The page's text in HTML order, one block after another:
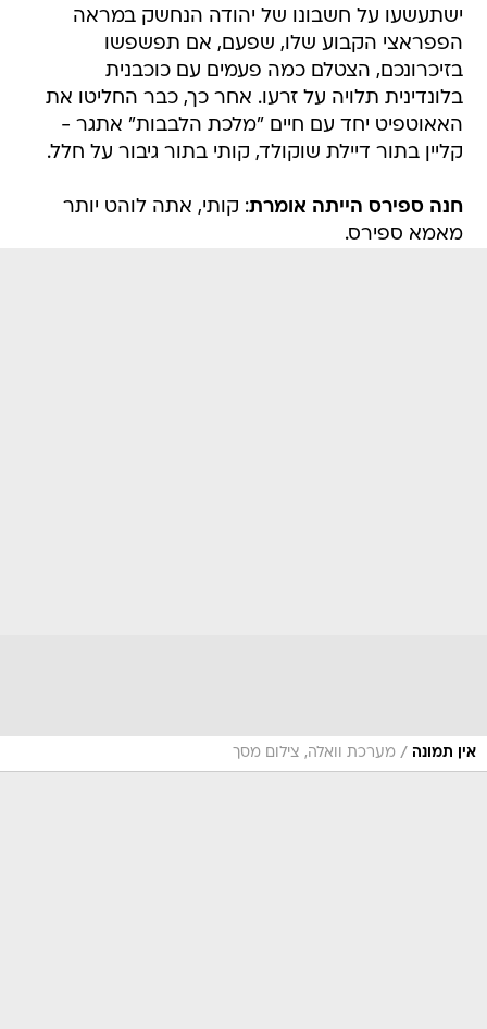
ישתעשעו על חשבונו של יהודה הנחשק במראה
הפפראצי הקבוע שלו, שפעם, אם תפשפשו
בזיכרונכם, הצטלם כמה פעמים עם כוכבנית
בלונדינית תלויה על זרעו. אחר כך, כבר החליטו את
האאוטפיט יחד עם חיים "מלכת הלבבות" אתגר -
קליין בתור דיילת שוקולד, קותי בתור גיבור על חלל.
חנה ספירס הייתה אומרת: קותי, אתה לוהט יותר
מאמא ספירס.
אין תמונה / מערכת וואלה, צילום מסך